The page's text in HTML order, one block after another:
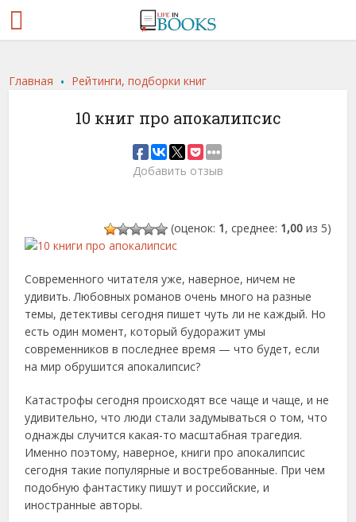
Главная . Рейтинги, подборки книг
10 книг про апокалипсис
Добавить отзыв
(оценок: 1, среднее: 1,00из 5)
Современного читателя уже, наверное, ничем не
удивить. Любовных романов очень много на разные
темы, детективы сегодня пишет чуть ли не каждый. Но
есть один момент, который будоражит умы
современников в последнее время — что будет, если
на мир обрушится апокалипсис?
Катастрофы сегодня происходят все чаще и чаще, и не
удивительно, что люди стали задумываться о том, что
однажды случится какая-то масштабная трагедия.
Именно поэтому, наверное, книги про апокалипсис
сегодня такие популярные и востребованные. При чем
подобную фантастику пишут и российские, и
иностранные авторы.